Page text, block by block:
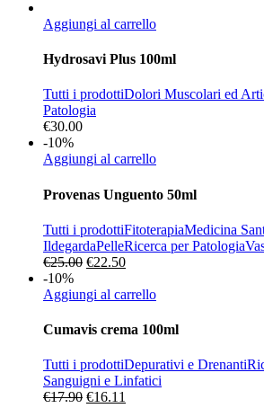
originale
€30.00.
attuale
€27.00.
Aggiungi al carrello
Hydrosavi Plus 100ml
Tutti i prodottiDolori Muscolari ed
Patologia
€30.00
-10%
Aggiungi al carrello
Provenas Unguento 50ml
Tutti i prodottiFitoterapiaMedicina
IldegardaPelleRicerca per Patologia
€25.00 Il
originale
€25.00.
€22.50Il
attuale
€22.50.
-10%
Aggiungi al carrello
Cumavis crema 100ml
Tutti i prodottiDepurativi e Drenanti
Sanguigni e Linfatici
€17.90 Il
€16.11